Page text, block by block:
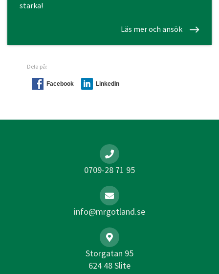
starka!
Läs mer och ansök
Dela på:
Facebook LinkedIn
0709-28 71 95
info@mrgotland.se
Storgatan 95
624 48 Slite